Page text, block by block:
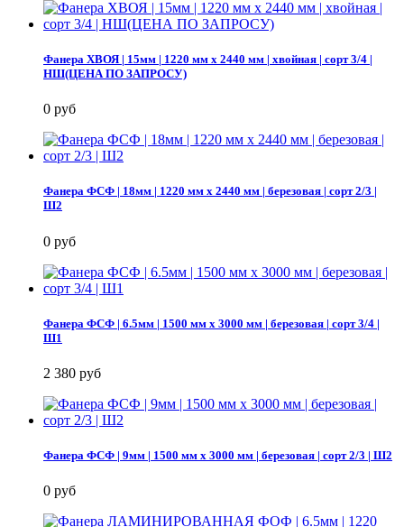
Фанера ХВОЯ | 15мм | 1220 мм х 2440 мм | хвойная | сорт 3/4 |
НШ(ЦЕНА ПО ЗАПРОСУ)
0 руб
Фанера ФСФ | 18мм | 1220 мм х 2440 мм | березовая | сорт 2/3 |
Ш2
0 руб
Фанера ФСФ | 6.5мм | 1500 мм х 3000 мм | березовая | сорт 3/4 |
Ш1
2 380 руб
Фанера ФСФ | 9мм | 1500 мм х 3000 мм | березовая | сорт 2/3 | Ш2
0 руб